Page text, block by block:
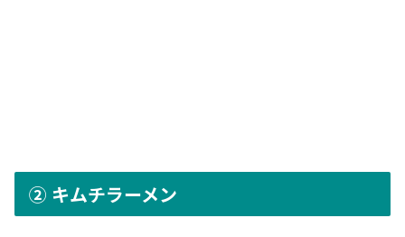
② キムチラーメン